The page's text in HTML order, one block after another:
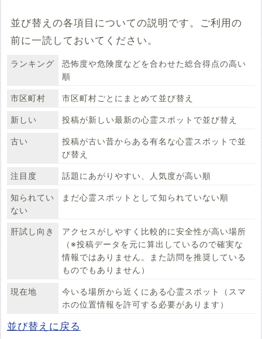
並び替えの各項目についての説明です。ご利用の
前に一読しておいてください。
ランキング
恐怖度や危険度などを合わせた総合得点の高い
順
市区町村 市区町村ごとにまとめて並び替え
新しい 投稿が新しい最新の心霊スポットで並び替え
古い
投稿が古い昔からある有名な心霊スポットで並
び替え
注目度 話題にあがりやすい、人気度が高い順
知られてい
ない
まだ心霊スポットとして知られていない順
肝試し向き
アクセスがしやすく比較的に安全性が高い場所
（※投稿データを元に算出しているので確実な
情報ではありません。また訪問を推奨している
ものでもありません）
現在地
今いる場所から近くにある心霊スポット（スマ
ホの位置情報を許可する必要があります）
並び替えに戻る